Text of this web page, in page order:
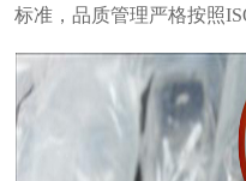
标准，品质管理严格按照